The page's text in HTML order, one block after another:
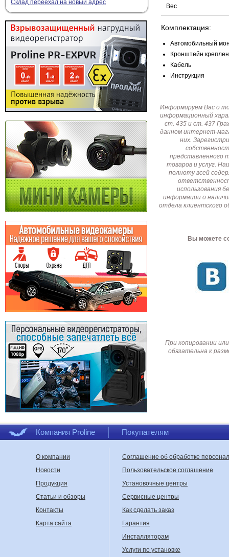
Склад переехал на новый адрес
Вес
Комплектация:
Автомобильный
Кронштейн
Кабель
Инструкция
Информируем Вас о
информационный
ст. 435 и ст. 437
данном интернет-
них.
представленного
товаров и услуг.
полноту всей
использования
информации о
отдела клиентского
Вы можете
При копировании
обязательна к
Компания Proline Покупателям
О компании
Новости
Продукция
Статьи и обзоры
Контакты
Карта сайта
Соглашение об обработке
Пользовательское соглашение
Установочные центры
Сервисные центры
Как сделать заказ
Гарантия
Инсталляторам
Услуги по установке